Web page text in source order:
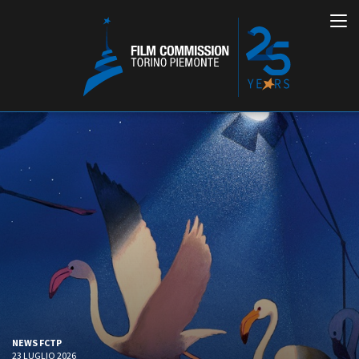
Italiano English
Chi siamo
Storia della Fondazione
La sede
Partner
EVENTI, SPECIALI
Anteprime in Piemonte
TFI Torino Film Industry -
Production Days
Avenue Cove - Erasmus +
Guarda che storia!
NEWS FCTP
23 LUGLIO 2026